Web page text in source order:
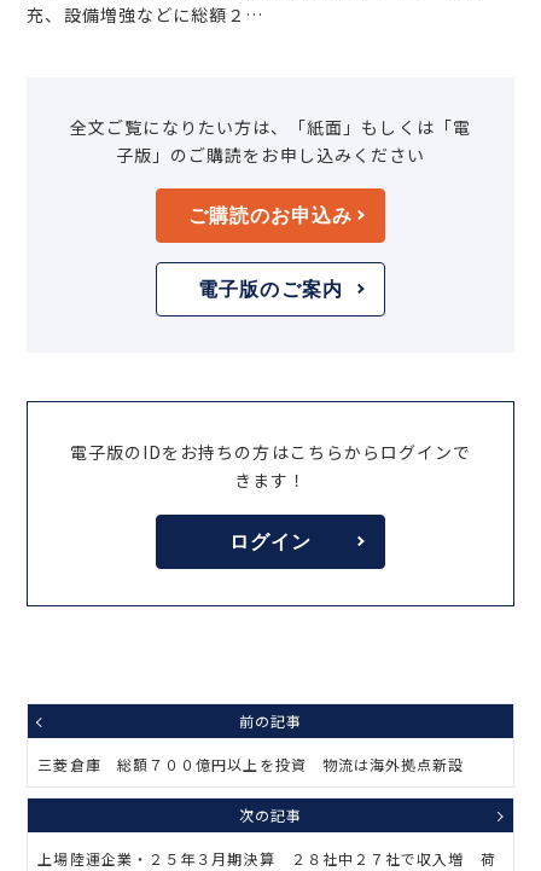
充、設備増強などに総額２…
全文ご覧になりたい方は、「紙面」もしくは「電
子版」のご購読をお申し込みください
ご購読のお申込み
電子版のご案内
電子版のIDをお持ちの方はこちらからログインで
きます！
ログイン
前の記事
三菱倉庫 総額７００億円以上を投資 物流は海外拠点新設
次の記事
上場陸運企業・２５年３月期決算 ２８社中２７社で収入増 荷